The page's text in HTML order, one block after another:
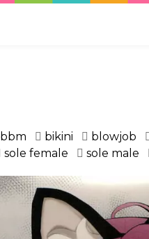
bbm bikini blowjob
sole female sole male